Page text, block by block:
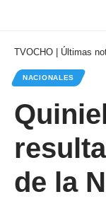
TVOCHO | Últimas
NACIONALES
de la